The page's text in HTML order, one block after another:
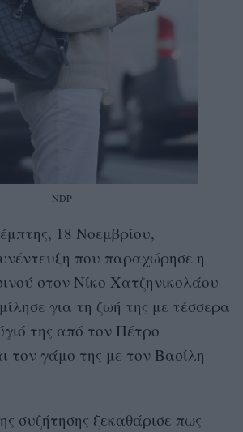
NDP
18 Νοεμβρίου,
που παραχώρησε η
στον Νίκο Χατζηνικολάου
για τη ζωή της με τέσσερα
της από τον Πέτρο
τον γάμο της με τον Βασίλη
συζήτησης ξεκαθάρισε πως